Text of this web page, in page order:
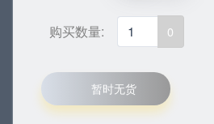
购买数量: 0
暂时无货